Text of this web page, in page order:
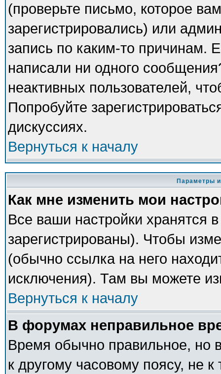
(проверьте письмо, которое
зарегистрировались) или
запись по каким-то причинам.
написали ни одного
неактивных пользователей,
Попробуйте
дискуссиях.
Вернуться к началу
Параметры
Как мне изменить мои
Все ваши настройки хранятся
зарегистрированы). Чтобы
(обычно ссылка на него
исключения). Там вы можете
Вернуться к началу
В форумах неправильное
Время обычно правильное, но
к другому часовому поясу, не